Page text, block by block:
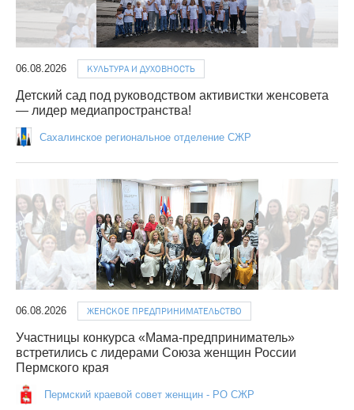
06.08.2026 КУЛЬТУРА И ДУХОВНОСТЬ
Детский сад под руководством активистки женсовета
— лидер медиапространства!
Сахалинское региональное отделение СЖР
06.08.2026 ЖЕНСКОЕ ПРЕДПРИНИМАТЕЛЬСТВО
Участницы конкурса «Мама-предприниматель»
встретились с лидерами Союза женщин России
Пермского края
Пермский краевой совет женщин - РО СЖР